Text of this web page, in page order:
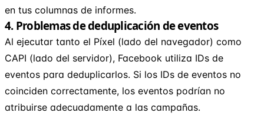
en tus columnas de informes.
4. Problemas de deduplicación de eventos
Al ejecutar tanto el Píxel (lado del navegador) como
CAPI (lado del servidor), Facebook utiliza IDs de
eventos para deduplicarlos. Si los IDs de eventos no
coinciden correctamente, los eventos podrían no
atribuirse adecuadamente a las campañas.